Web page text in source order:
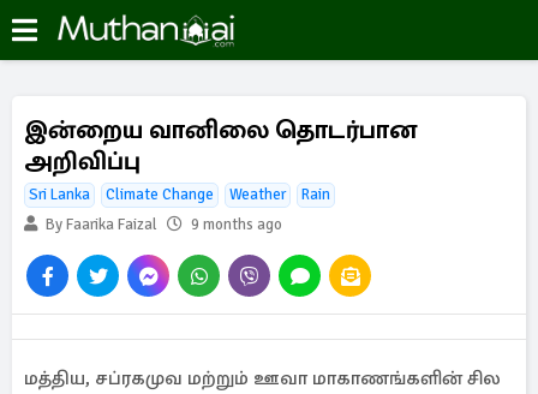
இன்றைய வானிலை தொடர்பான
அறிவிப்பு
Sri Lanka Climate Change Weather
Rain
By Faarika Faizal
9 months ago
மத்திய, சப்ரகமுவ மற்றும் ஊவா மாகாணங்களின் சில